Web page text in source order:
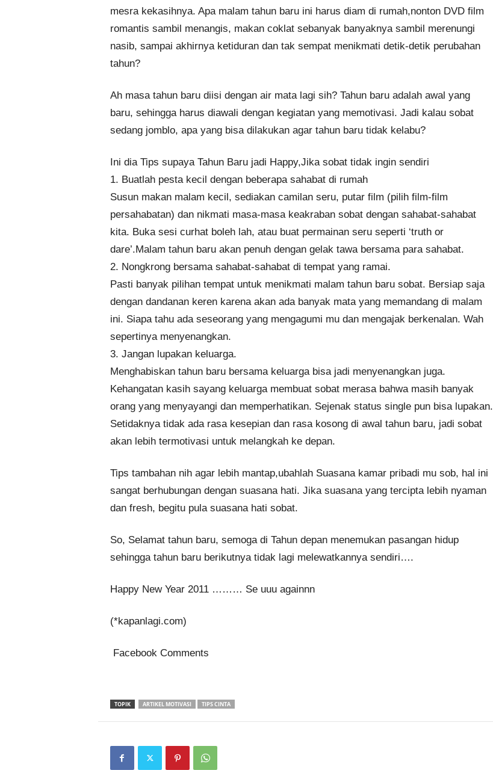
mesra kekasihnya. Apa malam tahun baru ini harus diam di rumah,nonton DVD film
romantis sambil menangis, makan coklat sebanyak banyaknya sambil merenungi
nasib, sampai akhirnya ketiduran dan tak sempat menikmati detik-detik perubahan
tahun?
Ah masa tahun baru diisi dengan air mata lagi sih? Tahun baru adalah awal yang
baru, sehingga harus diawali dengan kegiatan yang memotivasi. Jadi kalau sobat
sedang jomblo, apa yang bisa dilakukan agar tahun baru tidak kelabu?
Ini dia Tips supaya Tahun Baru jadi Happy,Jika sobat tidak ingin sendiri
1. Buatlah pesta kecil dengan beberapa sahabat di rumah
Susun makan malam kecil, sediakan camilan seru, putar film (pilih film-film
persahabatan) dan nikmati masa-masa keakraban sobat dengan sahabat-sahabat
kita. Buka sesi curhat boleh lah, atau buat permainan seru seperti ‘truth or
dare’.Malam tahun baru akan penuh dengan gelak tawa bersama para sahabat.
2. Nongkrong bersama sahabat-sahabat di tempat yang ramai.
Pasti banyak pilihan tempat untuk menikmati malam tahun baru sobat. Bersiap saja
dengan dandanan keren karena akan ada banyak mata yang memandang di malam
ini. Siapa tahu ada seseorang yang mengagumi mu dan mengajak berkenalan. Wah
sepertinya menyenangkan.
3. Jangan lupakan keluarga.
Menghabiskan tahun baru bersama keluarga bisa jadi menyenangkan juga.
Kehangatan kasih sayang keluarga membuat sobat merasa bahwa masih banyak
orang yang menyayangi dan memperhatikan. Sejenak status single pun bisa lupakan.
Setidaknya tidak ada rasa kesepian dan rasa kosong di awal tahun baru, jadi sobat
akan lebih termotivasi untuk melangkah ke depan.
Tips tambahan nih agar lebih mantap,ubahlah Suasana kamar pribadi mu sob, hal ini
sangat berhubungan dengan suasana hati. Jika suasana yang tercipta lebih nyaman
dan fresh, begitu pula suasana hati sobat.
So, Selamat tahun baru, semoga di Tahun depan menemukan pasangan hidup
sehingga tahun baru berikutnya tidak lagi melewatkannya sendiri….
Happy New Year 2011 ……… Se uuu againnn
(*kapanlagi.com)
Facebook Comments
TOPIK ARTIKEL MOTIVASI TIPS CINTA